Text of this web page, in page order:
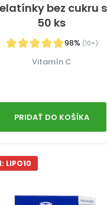
bez cukru
50 ks
98% (10×)
Vitamín C
PRIDAŤ DO KOŠÍKA
LIPO10